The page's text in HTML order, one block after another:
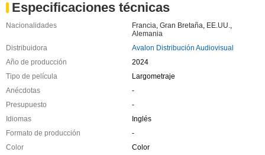
Especificaciones técnicas
Nacionalidades Francia, Gran Bretaña, EE.UU.,
Alemania
Distribuidora
Avalon Distribución Audiovisual
Año de producción
2024
Tipo de película
Largometraje
Anécdotas
-
Presupuesto
-
Idiomas
Inglés
Formato de producción
-
Color
Color